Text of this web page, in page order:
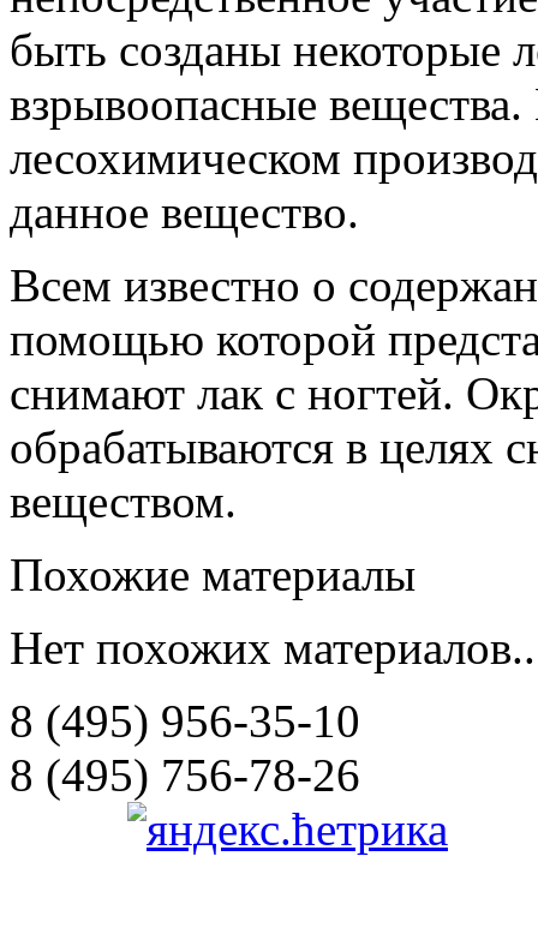
быть созданы некоторые
взрывоопасные
лесохимическом
данное вещество.
Всем известно о
помощью которой
снимают лак с ногтей.
обрабатываются в целях
веществом.
Похожие материалы
Нет похожих
8 (495) 956-35-10
8 (495) 756-78-26